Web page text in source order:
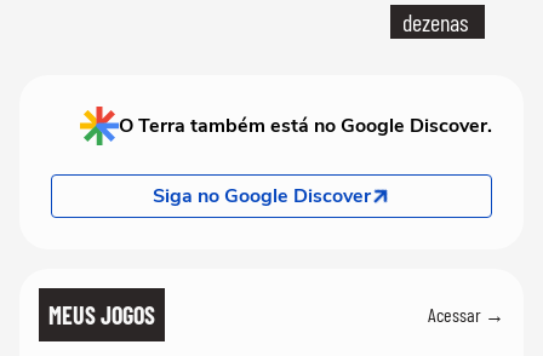
dezenas
O Terra também está no Google Discover.
Siga no Google Discover
MEUS JOGOS Acessar →